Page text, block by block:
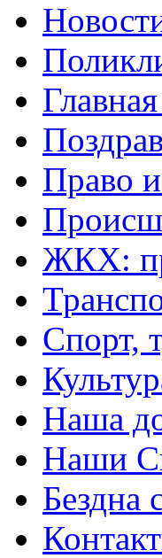
Право
ЖКХ:
Спорт,
Наша
Наши
Бездна